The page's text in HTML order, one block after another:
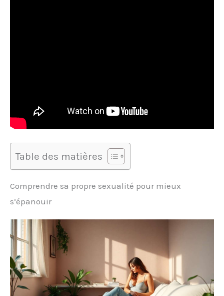
Table des matières
Comprendre sa propre sexualité pour mieux
s’épanouir